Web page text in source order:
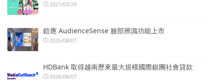
2021/03/29
鎧應 AudienceSense 臉部辨識功能上市
2026/08/07
HDBank 取得越南歷來最大規模國際銀團社會貸款
2026/08/07